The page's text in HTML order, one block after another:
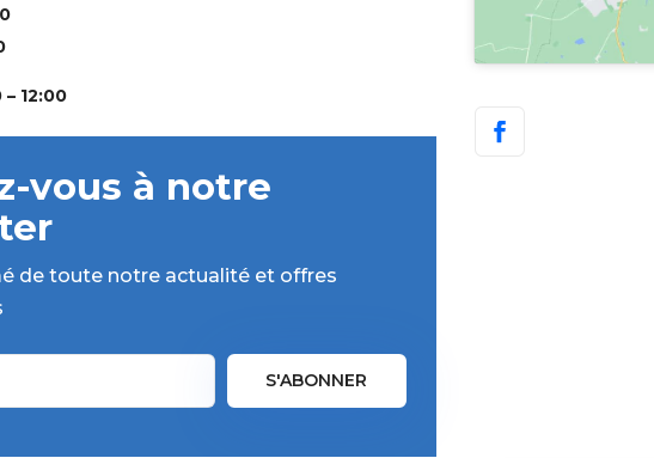
– 12:00
vous à notre
de toute notre actualité et offres
S'ABONNER